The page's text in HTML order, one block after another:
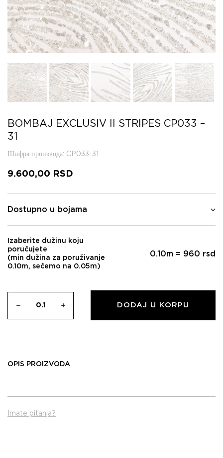
BOMBAJ EXCLUSIV II STRIPES CP033 –
31
Шифра производа: CP033-31
9.600,00 RSD
Dostupno u bojama
Izaberite dužinu koju
poručujete
(min dužina za poruživanje
0.10m, sečemo na 0.05m)
0.10m = 960 rsd
DODAJ U KORPU
OPIS PROIZVODA
Imate pitanja?